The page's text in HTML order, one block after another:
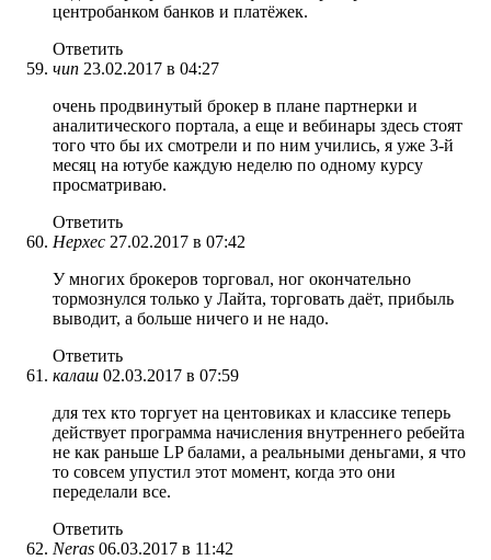
центробанком банков и платёжек.
Ответить
чип 23.02.2017 в 04:27
очень продвинутый брокер в плане партнерки и
аналитического портала, а еще и вебинары здесь стоят
того что бы их смотрели и по ним учились, я уже 3-й
месяц на ютубе каждую неделю по одному курсу
просматриваю.
Ответить
Нерхес 27.02.2017 в 07:42
У многих брокеров торговал, ног окончательно
тормознулся только у Лайта, торговать даёт, прибыль
выводит, а больше ничего и не надо.
Ответить
калаш 02.03.2017 в 07:59
для тех кто торгует на центовиках и классике теперь
действует программа начисления внутреннего ребейта
не как раньше LP балами, а реальными деньгами, я что
то совсем упустил этот момент, когда это они
переделали все.
Ответить
Neras 06.03.2017 в 11:42